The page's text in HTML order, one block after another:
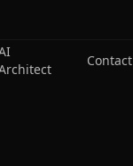
Contact